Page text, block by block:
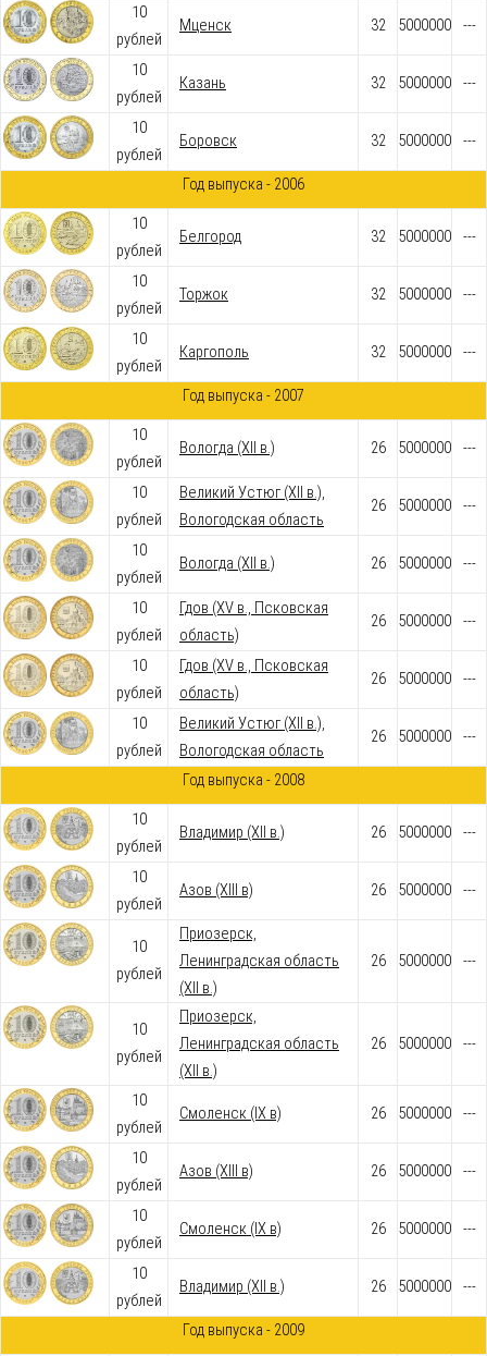
10
рублей
Мценск 32 5000000 ---
10
рублей
Казань 32 5000000 ---
10
рублей
Боровск 32 5000000 ---
Год выпуска - 2006
10
рублей
Белгород 32 5000000 ---
10
рублей
Торжок 32 5000000 ---
10
рублей
Каргополь 32 5000000 ---
Год выпуска - 2007
10
рублей
Вологда (XII в.) 26 5000000 ---
10
рублей
Великий Устюг (XII в.),
Вологодская область
26 5000000 ---
10
рублей
Вологда (XII в.) 26 5000000 ---
10
рублей
Гдов (XV в., Псковская
область)
26 5000000 ---
10
рублей
Гдов (XV в., Псковская
область)
26 5000000 ---
10
рублей
Великий Устюг (XII в.),
Вологодская область
26 5000000 ---
Год выпуска - 2008
10
рублей
Владимир (XII в.) 26 5000000 ---
10
рублей
Азов (XIII в) 26 5000000 ---
10
рублей
Приозерск,
Ленинградская область
(XII в.)
26 5000000 ---
10
рублей
Приозерск,
Ленинградская область
(XII в.)
26 5000000 ---
10
рублей
Смоленск (IX в) 26 5000000 ---
10
рублей
Азов (XIII в) 26 5000000 ---
10
рублей
Смоленск (IX в) 26 5000000 ---
10
рублей
Владимир (XII в.) 26 5000000 ---
Год выпуска - 2009